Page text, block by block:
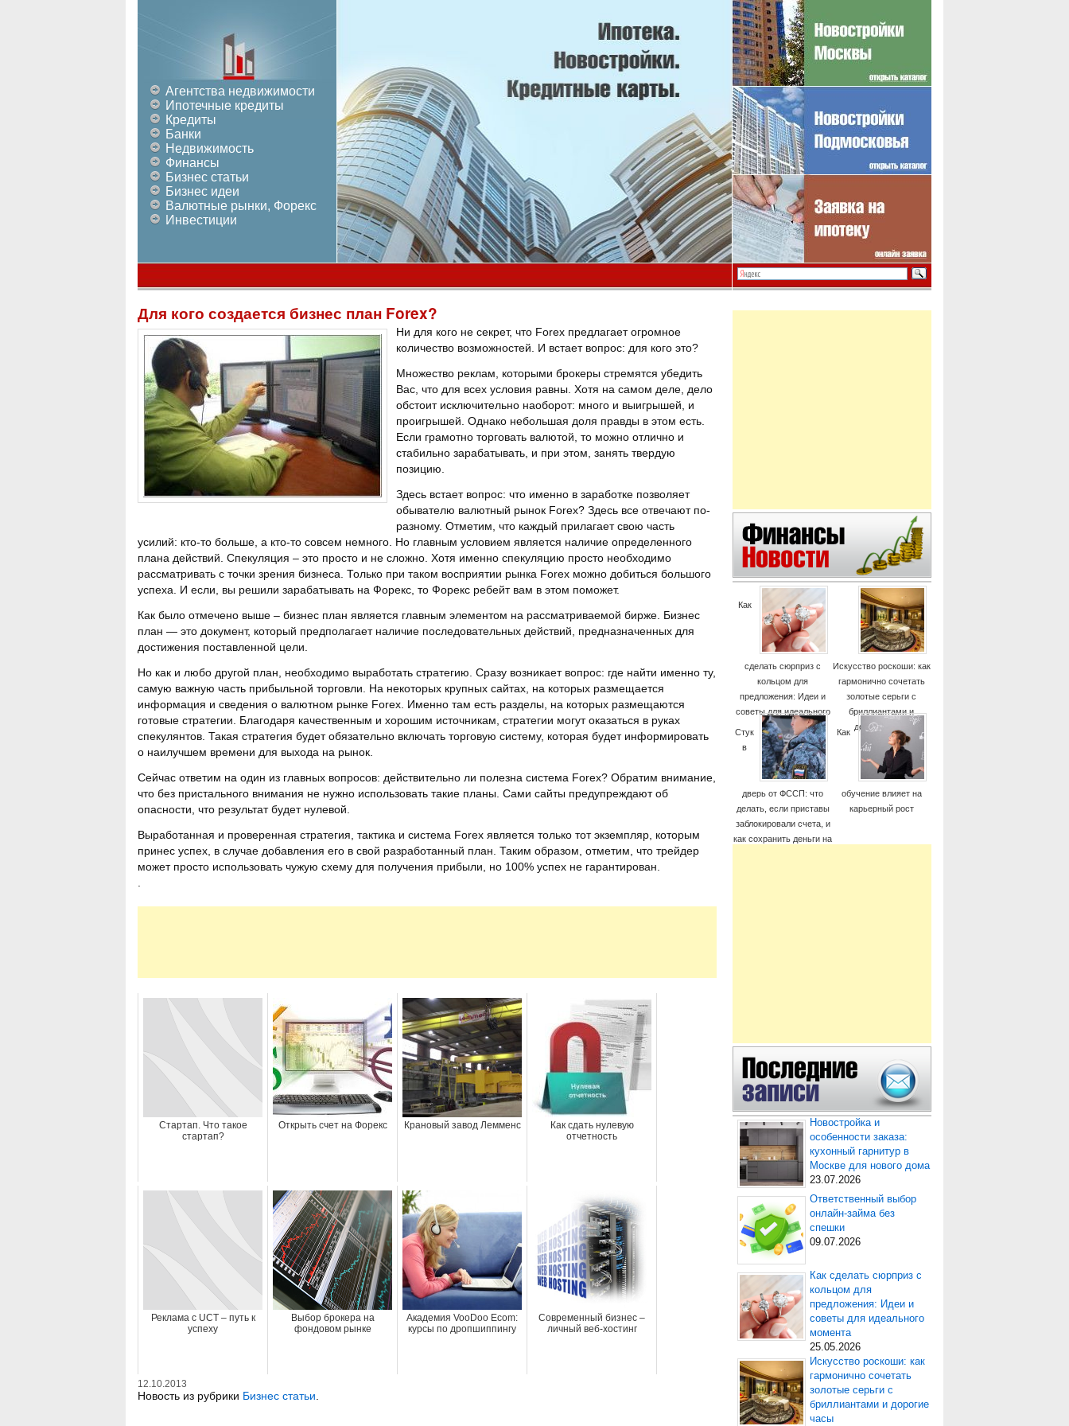
Агентства недвижимости
Ипотечные кредиты
Кредиты
Банки
Недвижимость
Финансы
Бизнес статьи
Бизнес идеи
Валютные рынки, Форекс
Инвестиции
Для кого создается бизнес план Forex?
Ни для кого не секрет, что Forex предлагает огромное
количество возможностей. И встает вопрос: для кого это?
Множество реклам, которыми брокеры стремятся убедить
Вас, что для всех условия равны. Хотя на самом деле, дело
обстоит исключительно наоборот: много и выигрышей, и
проигрышей. Однако небольшая доля правды в этом есть.
Если грамотно торговать валютой, то можно отлично и
стабильно зарабатывать, и при этом, занять твердую
позицию.
Здесь встает вопрос: что именно в заработке позволяет
обывателю валютный рынок Forex? Здесь все отвечают по-
разному. Отметим, что каждый прилагает свою часть
усилий: кто-то больше, а кто-то совсем немного. Но главным условием является наличие определенного
плана действий. Спекуляция – это просто и не сложно. Хотя именно спекуляцию просто необходимо
рассматривать с точки зрения бизнеса. Только при таком восприятии рынка Forex можно добиться большого
успеха. И если, вы решили зарабатывать на Форекс, то Форекс ребейт вам в этом поможет.
Как было отмечено выше – бизнес план является главным элементом на рассматриваемой бирже. Бизнес
план — это документ, который предполагает наличие последовательных действий, предназначенных для
достижения поставленной цели.
Но как и любо другой план, необходимо выработать стратегию. Сразу возникает вопрос: где найти именно ту,
самую важную часть прибыльной торговли. На некоторых крупных сайтах, на которых размещается
информация и сведения о валютном рынке Forex. Именно там есть разделы, на которых размещаются
готовые стратегии. Благодаря качественным и хорошим источникам, стратегии могут оказаться в руках
спекулянтов. Такая стратегия будет обязательно включать торговую систему, которая будет информировать
о наилучшем времени для выхода на рынок.
Сейчас ответим на один из главных вопросов: действительно ли полезна система Forex? Обратим внимание,
что без пристального внимания не нужно использовать такие планы. Сами сайты предупреждают об
опасности, что результат будет нулевой.
Выработанная и проверенная стратегия, тактика и система Forex является только тот экземпляр, которым
принес успех, в случае добавления его в свой разработанный план. Таким образом, отметим, что трейдер
может просто использовать чужую схему для получения прибыли, но 100% успех не гарантирован.
Стартап. Что такое
стартап?
Открыть счет на Форекс Крановый завод Лемменс
Как сдать нулевую
отчетность
Реклама с UCT – путь к
успеху
Выбор брокера на
фондовом рынке
Академия VooDoo Ecom:
курсы по дропшиппингу
Современный бизнес –
личный веб-хостинг
12.10.2013
Новость из рубрики Бизнес статьи
Как
сделать сюрприз с
кольцом для
предложения: Идеи и
советы для идеального
момента
Искусство роскоши: как
гармонично сочетать
золотые серьги с
бриллиантами и
дорогие часы
Стук
в
дверь от ФССП: что
делать, если приставы
заблокировали счета, и
как сохранить деньги на
Как
обучение влияет на
карьерный рост
Новостройка и
особенности заказа:
кухонный гарнитур в
Москве для нового дома
23.07.2026
Ответственный выбор
онлайн-займа без
спешки
09.07.2026
Как сделать сюрприз с
кольцом для
предложения: Идеи и
советы для идеального
момента
25.05.2026
Искусство роскоши: как
гармонично сочетать
золотые серьги с
бриллиантами и дорогие
часы